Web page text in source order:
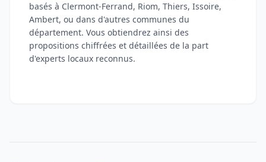
basés à Clermont-Ferrand, Riom, Thiers, Issoire,
Ambert, ou dans d'autres communes du
département. Vous obtiendrez ainsi des
propositions chiffrées et détaillées de la part
d'experts locaux reconnus.